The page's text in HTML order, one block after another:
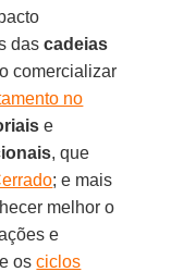
dascadeias
comercializar
no
e
, que
; e mais
melhor o
e
osciclos